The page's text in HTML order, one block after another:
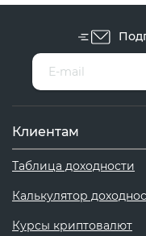
Клиентам
Таблица доходности
Калькулятор
Курсы криптовалют